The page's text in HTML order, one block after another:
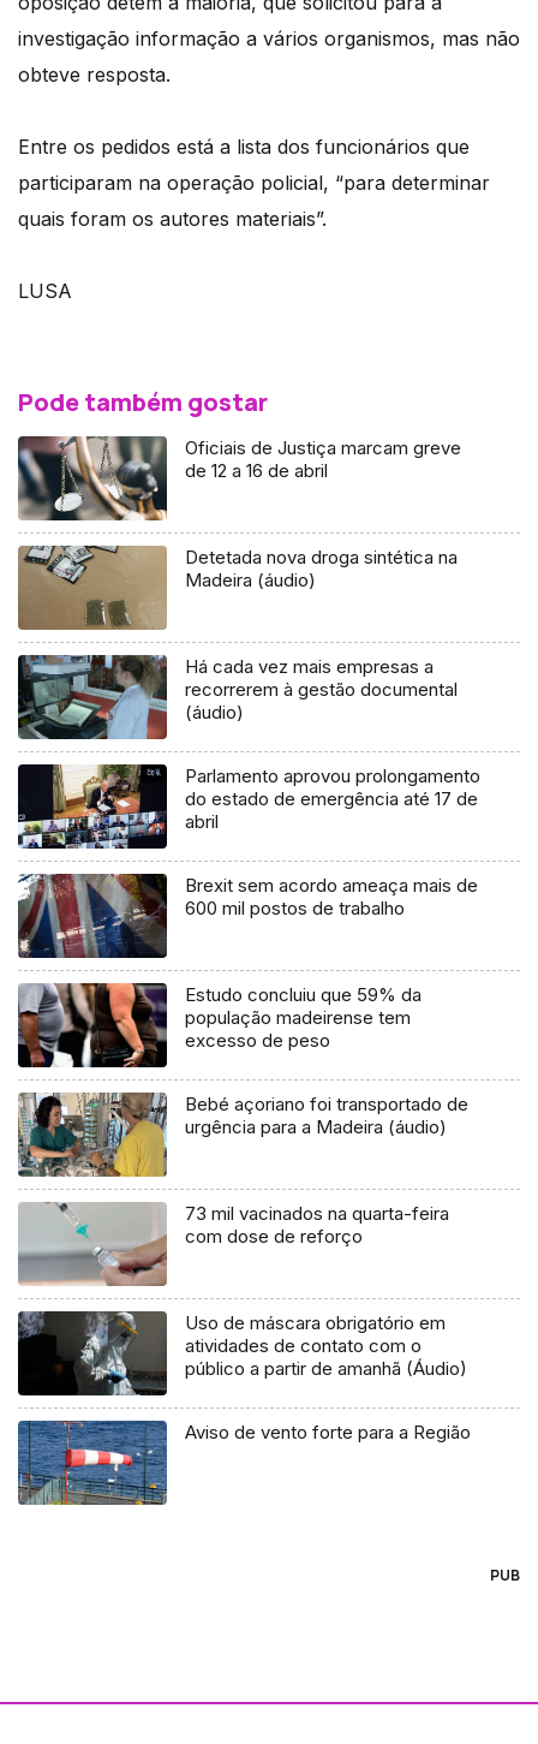
investigação informação a vários organismos, mas não
obteve resposta.
Entre os pedidos está a lista dos funcionários que
participaram na operação policial, “para determinar
quais foram os autores materiais”.
LUSA
Pode também gostar
Oficiais de Justiça marcam greve
de 12 a 16 de abril
Detetada nova droga sintética na
Madeira (áudio)
Há cada vez mais empresas a
recorrerem à gestão documental
(áudio)
Parlamento aprovou prolongamento
do estado de emergência até 17 de
abril
Brexit sem acordo ameaça mais de
600 mil postos de trabalho
Estudo concluiu que 59% da
população madeirense tem
excesso de peso
Bebé açoriano foi transportado de
urgência para a Madeira (áudio)
73 mil vacinados na quarta-feira
com dose de reforço
Uso de máscara obrigatório em
atividades de contato com o
público a partir de amanhã (Áudio)
Aviso de vento forte para a Região
PUB